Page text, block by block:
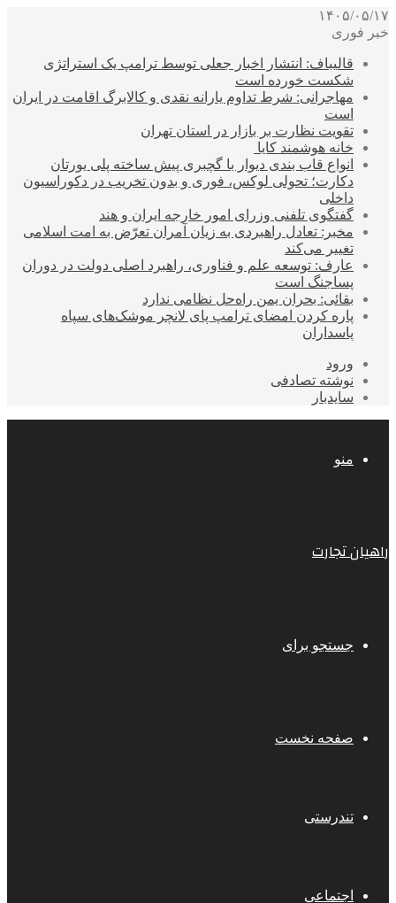
۱۴۰۵/۰۵/۱۷
خبر فوری
قالیباف: انتشار اخبار جعلی توسط ترامپ یک استراتژی
شکست خورده است
مهاجرانی: شرط تداوم یارانه نقدی و کالابرگ اقامت در ایران
است
تقویت نظارت بر بازار در استان تهران
خانه هوشمند کایا
انواع قاب بندی دیوار با گچبری پیش ساخته پلی یورتان
دکارت؛ تحولی لوکس، فوری و بدون تخریب در دکوراسیون
داخلی
گفتگوی تلفنی وزرای امور خارجه ایران و هند
مخبر: تعادل راهبردی به زیان آمران تعرّض به امت اسلامی
تغییر می‌کند
عارف: توسعه علم و فناوری، راهبرد اصلی دولت در دوران
پساجنگ است
بقائی: بحران یمن راه‌حل نظامی ندارد
پاره کردن امضای ترامپ پای لانچر موشک‌های سپاه
پاسداران
ورود
نوشته تصادفی
سایدبار
منو
راهیان تجارت
جستجو برای
صفحه نخست
تندرستی
اجتماعی